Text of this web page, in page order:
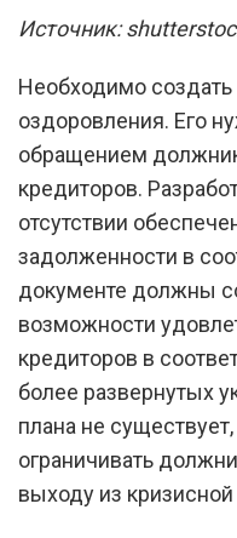
Источник:
Необходимо создать
оздоровления. Его
обращением
кредиторов.
отсутствии
задолженности в
документе должны
возможности
кредиторов в
более развернутых
плана не
ограничивать
выходу из кризисной